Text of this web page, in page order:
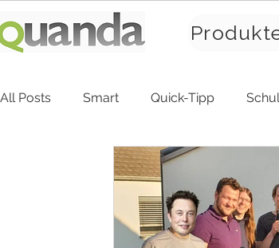
All Posts Smart Quick-Tipp